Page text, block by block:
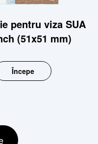
pentru viza SUA
(51x51 mm)
Începe